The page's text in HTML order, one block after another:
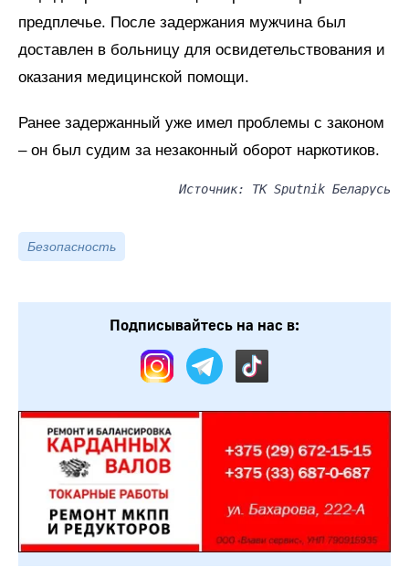
предплечье. После задержания мужчина был
доставлен в больницу для освидетельствования и
оказания медицинской помощи.
Ранее задержанный уже имел проблемы с законом
– он был судим за незаконный оборот наркотиков.
Источник: ТК Sputnik Беларусь
Безопасность
Подписывайтесь на нас в: